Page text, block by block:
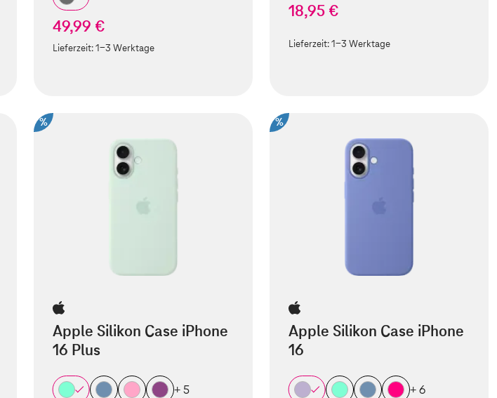
49,99 €
Lieferzeit:1-3 Werktage
18,95 €
Lieferzeit:1-3 Werktage
%
Apple Silikon Case iPhone
16 Plus
+ 5
%
Apple Silikon Case iPhone
16
+ 6